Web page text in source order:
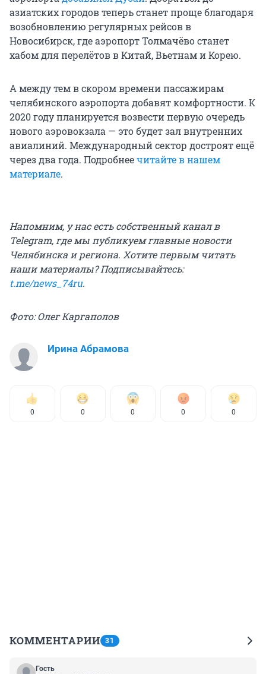
азиатских городов теперь станет проще благодаря
возобновлению регулярных рейсов в
Новосибирск, где аэропорт Толмачёво станет
хабом для перелётов в Китай, Вьетнам и Корею.
А между тем в скором времени пассажирам
челябинского аэропорта добавят комфортности. К
2020 году планируется возвести первую очередь
нового аэровокзала — это будет зал внутренних
авиалиний. Международный сектор достроят ещё
через два года. Подробнеечитайте в нашем
материале.
Напомним, у нас есть собственный канал в
Telegram, где мы публикуем главные новости
Челябинска и региона. Хотите первым читать
наши материалы? Подписывайтесь:
t.me/news_74ru.
Фото: Олег Каргаполов
Ирина Абрамова
0 0 0 0 0
КОММЕНТАРИИ 31
Гость